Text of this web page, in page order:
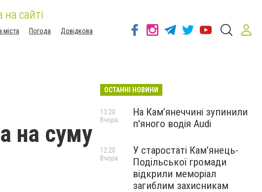
сайті
міста Погода
Довідкова
на суму
ОСТАННІ НОВИНИ
На Камʼянеччині зупинили
п'яного водія Audi
13:20
Вчора
У старостаті Кам’янець-
Подільської громади
відкрили меморіал
загиблим захисникам
12:20
Вчора